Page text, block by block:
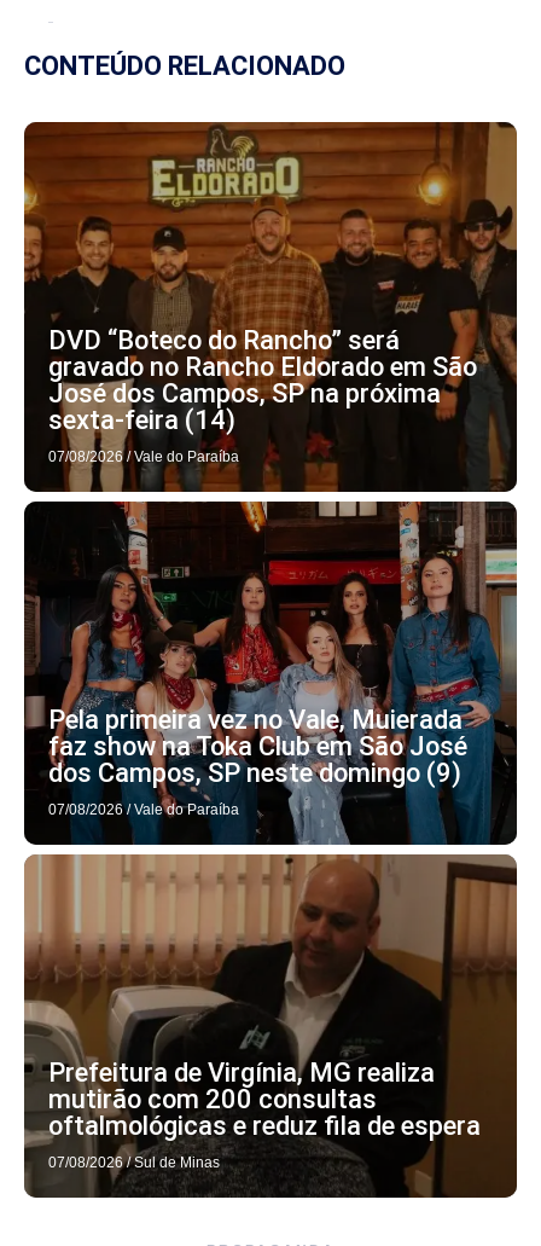
CONTEÚDO RELACIONADO
DVD “Boteco do Rancho” será
gravado no Rancho Eldorado em São
José dos Campos, SP na próxima
sexta-feira (14)
07/08/2026 / Vale do Paraíba
Pela primeira vez no Vale, Muierada
faz show na Toka Club em São José
dos Campos, SP neste domingo (9)
07/08/2026 / Vale do Paraíba
Prefeitura de Virgínia, MG realiza
mutirão com 200 consultas
oftalmológicas e reduz fila de espera
07/08/2026 / Sul de Minas